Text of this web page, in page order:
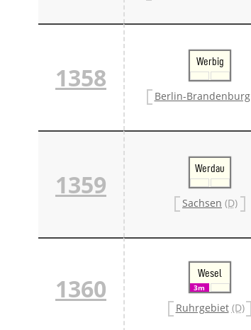
1358
Werbig
Berlin-Brandenburg
1359
Werdau
Sachsen (D)
1360
Wesel
3m
Ruhrgebiet (D)